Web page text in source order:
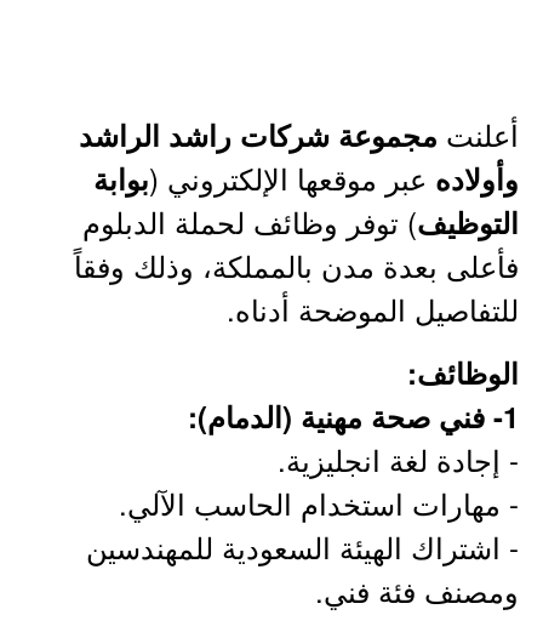
أعلنت مجموعة شركات راشد الراشد
وأولاده عبر موقعها الإلكتروني (بوابة
التوظيف) توفر وظائف لحملة الدبلوم
فأعلى بعدة مدن بالمملكة، وذلك وفقاً
للتفاصيل الموضحة أدناه.
الوظائف:
1- فني صحة مهنية (الدمام):
- إجادة لغة انجليزية.
- مهارات استخدام الحاسب الآلي.
- اشتراك الهيئة السعودية للمهندسين
ومصنف فئة فني.